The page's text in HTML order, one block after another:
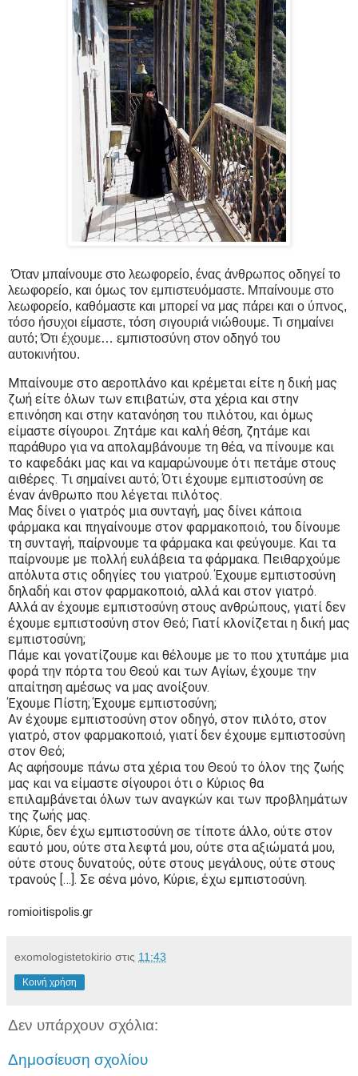
Όταν μπαίνουμε στο λεωφορείο, ένας άνθρωπος οδηγεί το
λεωφορείο, και όμως τον εμπιστευόμαστε. Μπαίνουμε στο
λεωφορείο, καθόμαστε και μπορεί να μας πάρει και ο ύπνος,
τόσο ήσυχοι είμαστε, τόση σιγουριά νιώθουμε. Τι σημαίνει
αυτό; Ότι έχουμε… εμπιστοσύνη στον οδηγό του
αυτοκινήτου.
Μπαίνουμε στο αεροπλάνο και κρέμεται είτε η δική μας
ζωή είτε όλων των επιβατών, στα χέρια και στην
επινόηση και στην κατανόηση του πιλότου, και όμως
είμαστε σίγουροι. Ζητάμε και καλή θέση, ζητάμε και
παράθυρο για να απολαμβάνουμε τη θέα, να πίνουμε και
το καφεδάκι μας και να καμαρώνουμε ότι πετάμε στους
αιθέρες. Τι σημαίνει αυτό; Ότι έχουμε εμπιστοσύνη σε
έναν άνθρωπο που λέγεται πιλότος.
Μας δίνει ο γιατρός μια συνταγή, μας δίνει κάποια
φάρμακα και πηγαίνουμε στον φαρμακοποιό, του δίνουμε
τη συνταγή, παίρνουμε τα φάρμακα και φεύγουμε. Και τα
παίρνουμε με πολλή ευλάβεια τα φάρμακα. Πειθαρχούμε
απόλυτα στις οδηγίες του γιατρού. Έχουμε εμπιστοσύνη
δηλαδή και στον φαρμακοποιό, αλλά και στον γιατρό.
Αλλά αν έχουμε εμπιστοσύνη στους ανθρώπους, γιατί δεν
έχουμε εμπιστοσύνη στον Θεό; Γιατί κλονίζεται η δική μας
εμπιστοσύνη;
Πάμε και γονατίζουμε και θέλουμε με το που χτυπάμε μια
φορά την πόρτα του Θεού και των Αγίων, έχουμε την
απαίτηση αμέσως να μας ανοίξουν.
Έχουμε Πίστη; Έχουμε εμπιστοσύνη;
Αν έχουμε εμπιστοσύνη στον οδηγό, στον πιλότο, στον
γιατρό, στον φαρμακοποιό, γιατί δεν έχουμε εμπιστοσύνη
στον Θεό;
Ας αφήσουμε πάνω στα χέρια του Θεού το όλον της ζωής
μας και να είμαστε σίγουροι ότι ο Κύριος θα
επιλαμβάνεται όλων των αναγκών και των προβλημάτων
της ζωής μας.
Κύριε, δεν έχω εμπιστοσύνη σε τίποτε άλλο, ούτε στον
εαυτό μου, ούτε στα λεφτά μου, ούτε στα αξιώματά μου,
ούτε στους δυνατούς, ούτε στους μεγάλους, ούτε στους
τρανούς […]. Σε σένα μόνο, Κύριε, έχω εμπιστοσύνη.
romioitispolis.gr
exomologistetokirio στις 11:43
Κοινή χρήση
Δεν υπάρχουν σχόλια:
Δημοσίευση σχολίου